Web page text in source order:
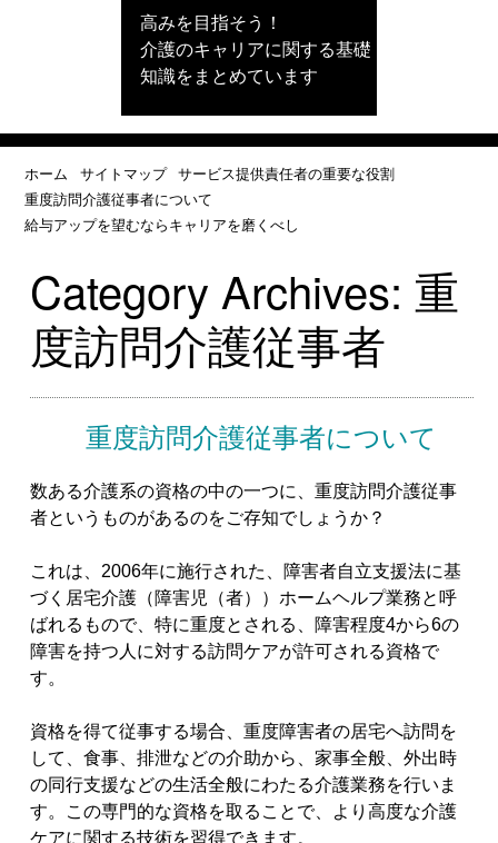
高みを目指そう！
介護のキャリアに関する基礎
知識をまとめています
ホーム サイトマップ サービス提供責任者の重要な役割
重度訪問介護従事者について
給与アップを望むならキャリアを磨くべし
Category Archives: 重
度訪問介護従事者
重度訪問介護従事者について
数ある介護系の資格の中の一つに、重度訪問介護従事
者というものがあるのをご存知でしょうか？
これは、2006年に施行された、障害者自立支援法に基
づく居宅介護（障害児（者））ホームヘルプ業務と呼
ばれるもので、特に重度とされる、障害程度4から6の
障害を持つ人に対する訪問ケアが許可される資格で
す。
資格を得て従事する場合、重度障害者の居宅へ訪問を
して、食事、排泄などの介助から、家事全般、外出時
の同行支援などの生活全般にわたる介護業務を行いま
す。この専門的な資格を取ることで、より高度な介護
ケアに関する技術を習得できます。